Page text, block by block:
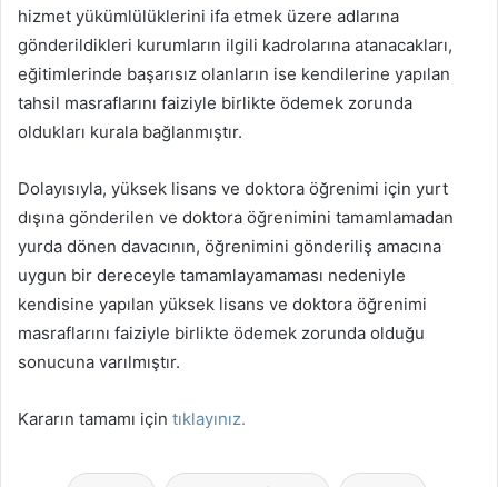
hizmet yükümlülüklerini ifa etmek üzere adlarına
gönderildikleri kurumların ilgili kadrolarına atanacakları,
eğitimlerinde başarısız olanların ise kendilerine yapılan
tahsil masraflarını faiziyle birlikte ödemek zorunda
oldukları kurala bağlanmıştır.
Dolayısıyla, yüksek lisans ve doktora öğrenimi için yurt
dışına gönderilen ve doktora öğrenimini tamamlamadan
yurda dönen davacının, öğrenimini gönderiliş amacına
uygun bir dereceyle tamamlayamaması nedeniyle
kendisine yapılan yüksek lisans ve doktora öğrenimi
masraflarını faiziyle birlikte ödemek zorunda olduğu
sonucuna varılmıştır.
Kararın tamamı için tıklayınız.